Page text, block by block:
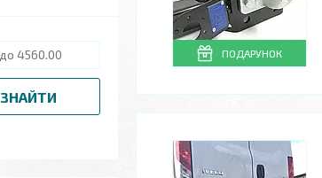
ПОДАРУНОК
ЗНАЙТИ